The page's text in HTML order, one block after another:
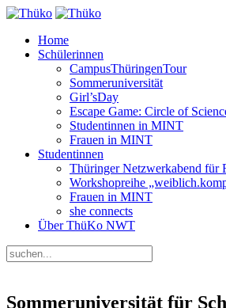
Home
Schülerinnen
CampusThüringenTour
Sommeruniversität
Girl’sDay
Escape Game: Circle of
Studentinnen in MINT
Frauen in MINT
Studentinnen
Thüringer Netzwerkabend für
Workshopreihe
Frauen in MINT
she connects
Über ThüKo NWT
Sommeruniversität für